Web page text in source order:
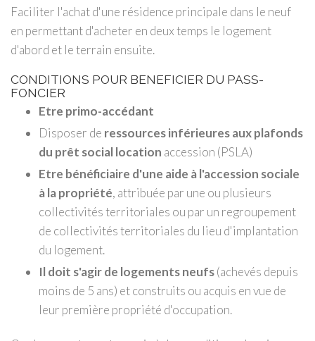
Faciliter l'achat d'une résidence principale dans le neuf
en permettant d'acheter en deux temps le logement
d'abord et le terrain ensuite.
CONDITIONS POUR BENEFICIER DU PASS-
FONCIER
Etre primo-accédant
Disposer de ressources inférieures aux plafonds
du prêt social location accession (PSLA)
Etre bénéficiaire d'une aide à l'accession sociale
à la propriété, attribuée par une ou plusieurs
collectivités territoriales ou par un regroupement
de collectivités territoriales du lieu d'implantation
du logement.
Il doit s'agir de logements neufs(achevés depuis
moins de 5 ans) et construits ou acquis en vue de
leur première propriété d'occupation.